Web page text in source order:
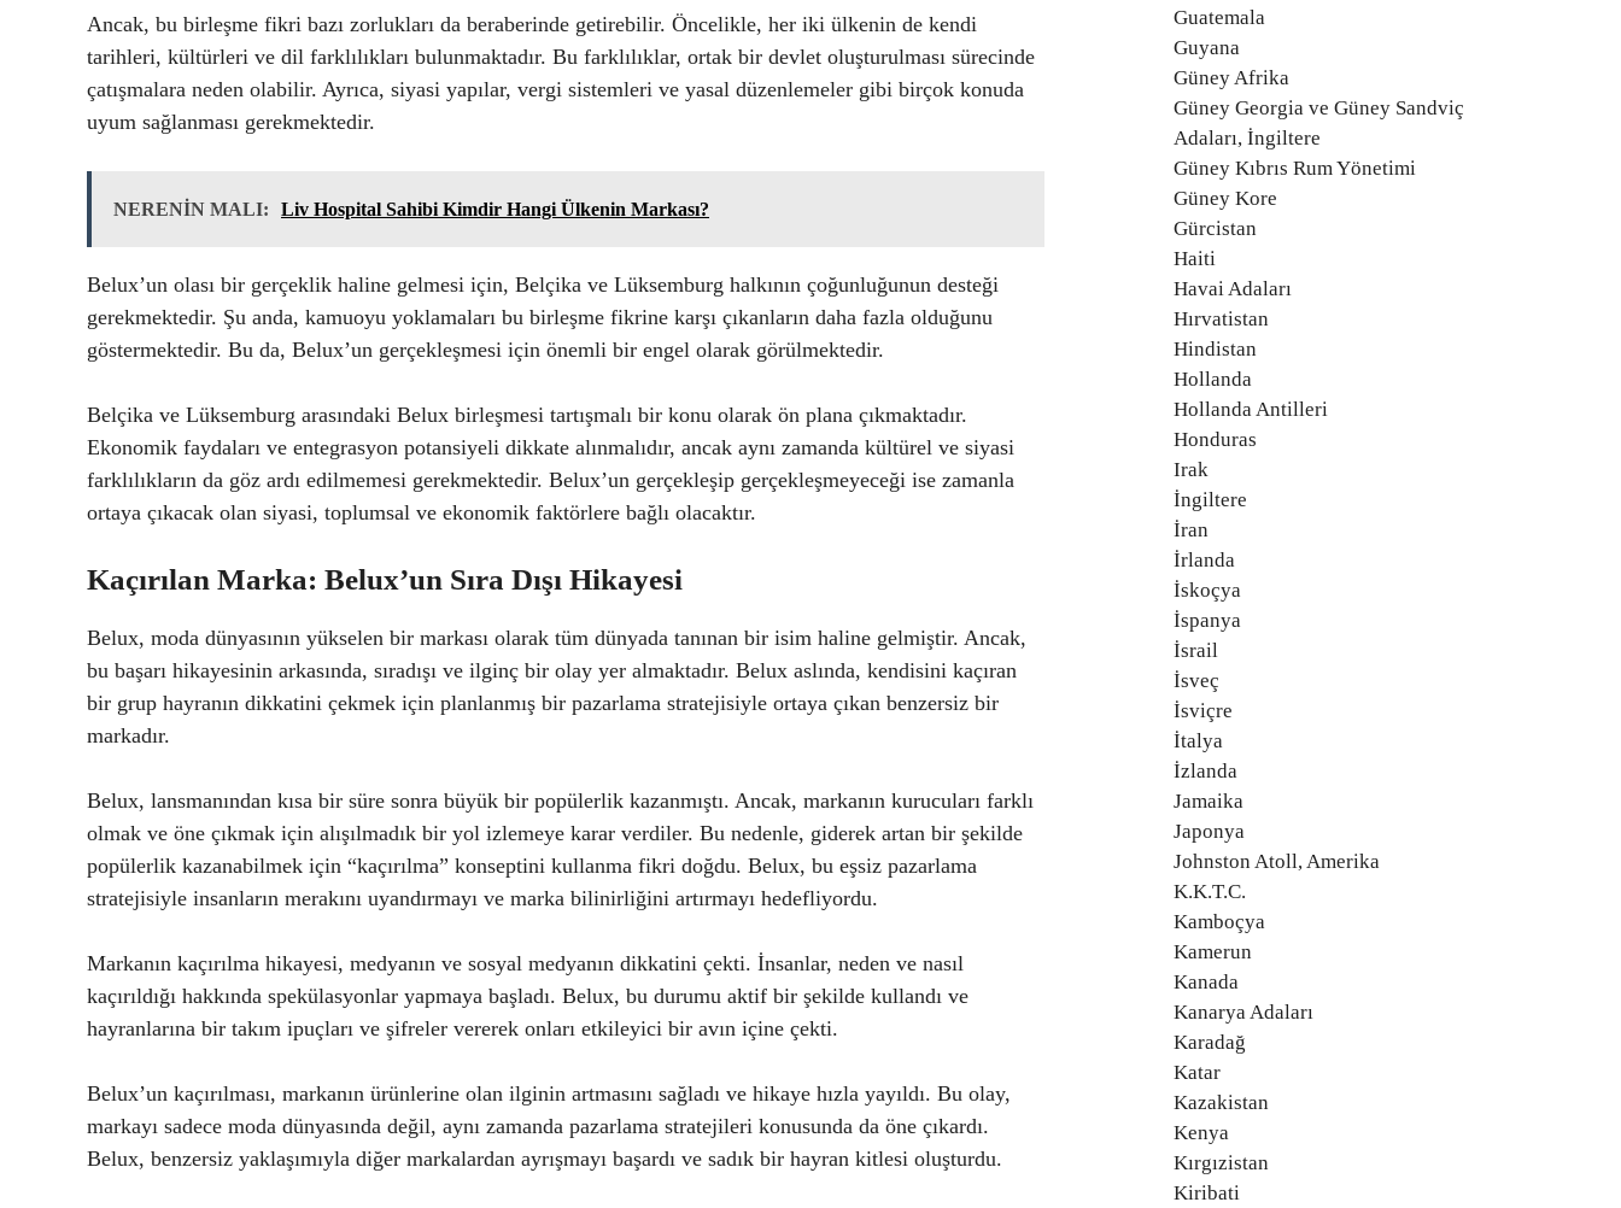
Ancak, bu birleşme fikri bazı zorlukları da beraberinde getirebilir. Öncelikle, her iki ülkenin de kendi
tarihleri, kültürleri ve dil farklılıkları bulunmaktadır. Bu farklılıklar, ortak bir devlet oluşturulması sürecinde
çatışmalara neden olabilir. Ayrıca, siyasi yapılar, vergi sistemleri ve yasal düzenlemeler gibi birçok konuda
uyum sağlanması gerekmektedir.
NERENİN MALI: Liv Hospital Sahibi Kimdir Hangi Ülkenin Markası?
Belux’un olası bir gerçeklik haline gelmesi için, Belçika ve Lüksemburg halkının çoğunluğunun desteği
gerekmektedir. Şu anda, kamuoyu yoklamaları bu birleşme fikrine karşı çıkanların daha fazla olduğunu
göstermektedir. Bu da, Belux’un gerçekleşmesi için önemli bir engel olarak görülmektedir.
Belçika ve Lüksemburg arasındaki Belux birleşmesi tartışmalı bir konu olarak ön plana çıkmaktadır.
Ekonomik faydaları ve entegrasyon potansiyeli dikkate alınmalıdır, ancak aynı zamanda kültürel ve siyasi
farklılıkların da göz ardı edilmemesi gerekmektedir. Belux’un gerçekleşip gerçekleşmeyeceği ise zamanla
ortaya çıkacak olan siyasi, toplumsal ve ekonomik faktörlere bağlı olacaktır.
Kaçırılan Marka: Belux’un Sıra Dışı Hikayesi
Belux, moda dünyasının yükselen bir markası olarak tüm dünyada tanınan bir isim haline gelmiştir. Ancak,
bu başarı hikayesinin arkasında, sıradışı ve ilginç bir olay yer almaktadır. Belux aslında, kendisini kaçıran
bir grup hayranın dikkatini çekmek için planlanmış bir pazarlama stratejisiyle ortaya çıkan benzersiz bir
markadır.
Belux, lansmanından kısa bir süre sonra büyük bir popülerlik kazanmıştı. Ancak, markanın kurucuları farklı
olmak ve öne çıkmak için alışılmadık bir yol izlemeye karar verdiler. Bu nedenle, giderek artan bir şekilde
popülerlik kazanabilmek için “kaçırılma” konseptini kullanma fikri doğdu. Belux, bu eşsiz pazarlama
stratejisiyle insanların merakını uyandırmayı ve marka bilinirliğini artırmayı hedefliyordu.
Markanın kaçırılma hikayesi, medyanın ve sosyal medyanın dikkatini çekti. İnsanlar, neden ve nasıl
kaçırıldığı hakkında spekülasyonlar yapmaya başladı. Belux, bu durumu aktif bir şekilde kullandı ve
hayranlarına bir takım ipuçları ve şifreler vererek onları etkileyici bir avın içine çekti.
Belux’un kaçırılması, markanın ürünlerine olan ilginin artmasını sağladı ve hikaye hızla yayıldı. Bu olay,
markayı sadece moda dünyasında değil, aynı zamanda pazarlama stratejileri konusunda da öne çıkardı.
Belux, benzersiz yaklaşımıyla diğer markalardan ayrışmayı başardı ve sadık bir hayran kitlesi oluşturdu.
Guatemala
Guyana
Güney Afrika
Güney Georgia ve Güney Sandviç
Adaları, İngiltere
Güney Kıbrıs Rum Yönetimi
Güney Kore
Gürcistan
Haiti
Havai Adaları
Hırvatistan
Hindistan
Hollanda
Hollanda Antilleri
Honduras
Irak
İngiltere
İran
İrlanda
İskoçya
İspanya
İsrail
İsveç
İsviçre
İtalya
İzlanda
Jamaika
Japonya
Johnston Atoll, Amerika
K.K.T.C.
Kamboçya
Kamerun
Kanada
Kanarya Adaları
Karadağ
Katar
Kazakistan
Kenya
Kırgızistan
Kiribati